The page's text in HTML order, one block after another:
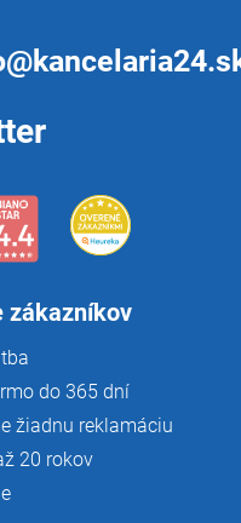
zákazníkov
do 365 dní
žiadnu reklamáciu
20 rokov